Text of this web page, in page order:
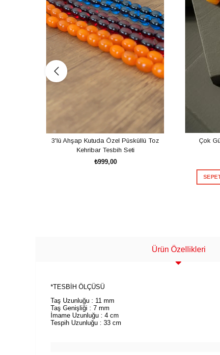
3'lü Ahşap Kutuda Özel Püsküllü Toz
Kehribar Tesbih Seti
₺999,00
Çok
Ürün Özellikleri
*TESBİH ÖLÇÜSÜ
Taş Uzunluğu : 11 mm
Taş Genişliği : 7 mm
İmame Uzunluğu : 4 cm
Tespih Uzunluğu : 33 cm
Teşekkürler